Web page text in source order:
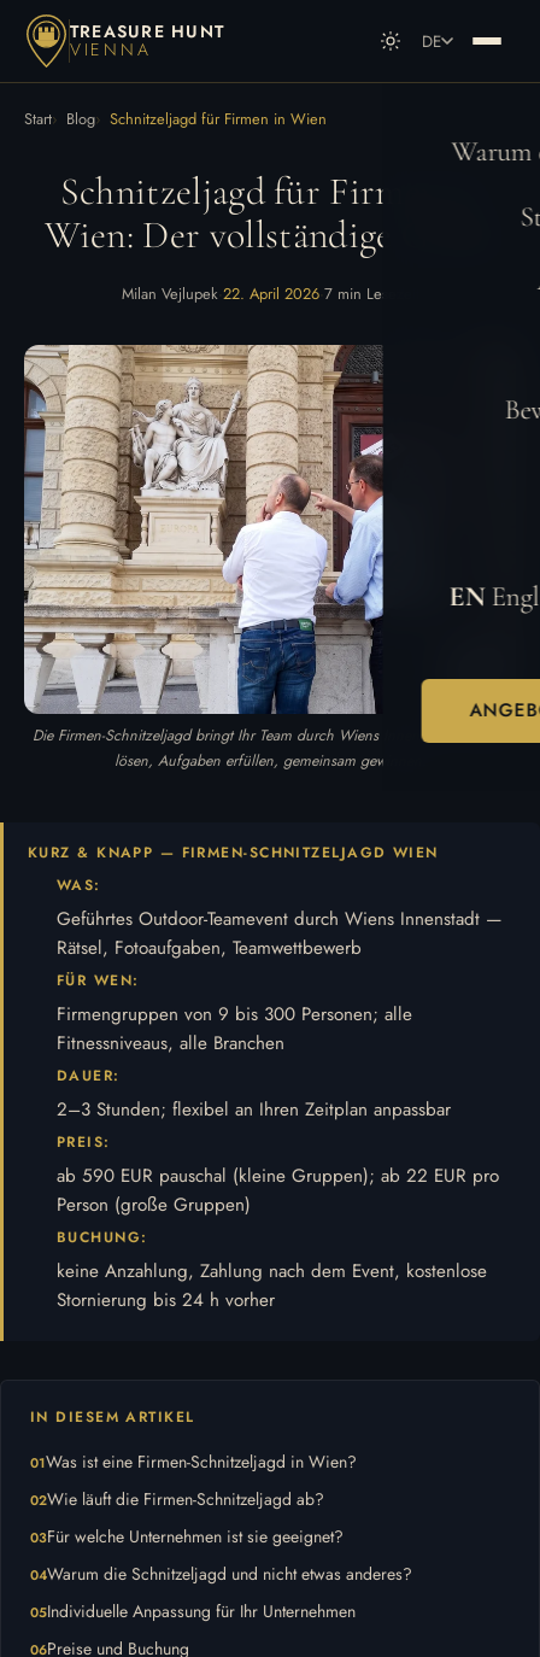
TREASURE HUNT
VIENNA DE
DE Deutsch
EN
EN
Start Blog Schnitzeljagd für Firmen in Wien
Schnitzeljagd für Firmen in
Wien: Der vollständige Guide
Milan Vejlupek· 22. April 2026· 7 min Lesezeit
Die Firmen-Schnitzeljagd bringt Ihr Team durch Wiens Innenstadt — Rätsel
lösen, Aufgaben erfüllen, gemeinsam gewinnen.
KURZ & KNAPP — FIRMEN-SCHNITZELJAGD WIEN
WAS:
Geführtes Outdoor-Teamevent durch Wiens Innenstadt —
Rätsel, Fotoaufgaben, Teamwettbewerb
FÜR WEN:
Firmengruppen von 9 bis 300 Personen; alle
Fitnessniveaus, alle Branchen
DAUER:
2–3 Stunden; flexibel an Ihren Zeitplan anpassbar
PREIS:
ab 590 EUR pauschal (kleine Gruppen); ab 22 EUR pro
Person (große Gruppen)
BUCHUNG:
keine Anzahlung, Zahlung nach dem Event, kostenlose
Stornierung bis 24 h vorher
IN DIESEM ARTIKEL
Was ist eine Firmen-Schnitzeljagd in Wien?
Wie läuft die Firmen-Schnitzeljagd ab?
Für welche Unternehmen ist sie geeignet?
Warum die Schnitzeljagd und nicht etwas anderes?
Individuelle Anpassung für Ihr Unternehmen
Preise und Buchung